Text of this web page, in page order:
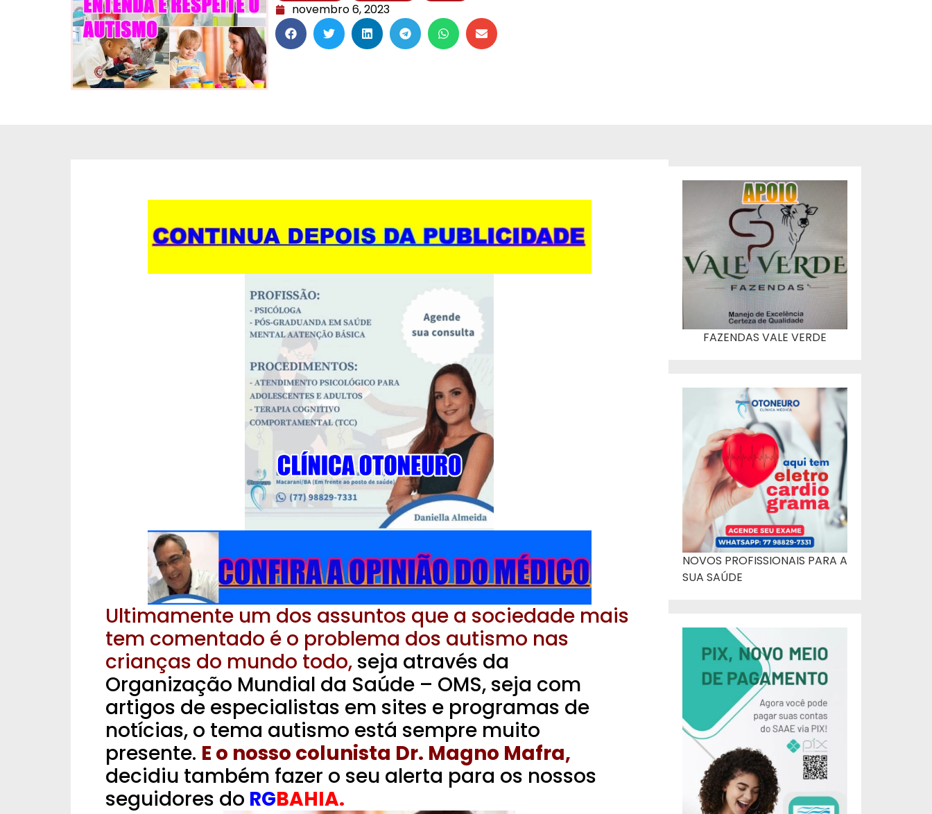
novembro 6, 2023
Ultimamente um dos assuntos que a sociedade mais
tem comentado é o problema dos autismo nas
crianças do mundo todo, seja através da
Organização Mundial da Saúde – OMS, seja com
artigos de especialistas em sites e programas de
notícias, o tema autismo está sempre muito
presente. E o nosso colunista Dr. Magno Mafra,
decidiu também fazer o seu alerta para os nossos
seguidores do RGBAHIA.
FAZENDAS VALE VERDE
NOVOS PROFISSIONAIS PARA A
SUA SAÚDE